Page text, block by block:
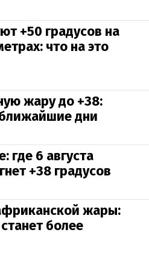
+50 градусов на
что на это
жару до +38:
дни
где 6 августа
+38 градусов
жары:
более